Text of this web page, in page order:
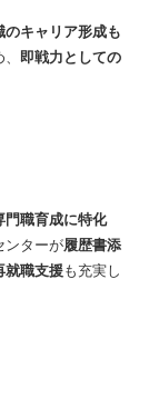
のキャリア形成も
即戦力としての
門職育成に特化
ンターが履歴書添
就職支援も充実し